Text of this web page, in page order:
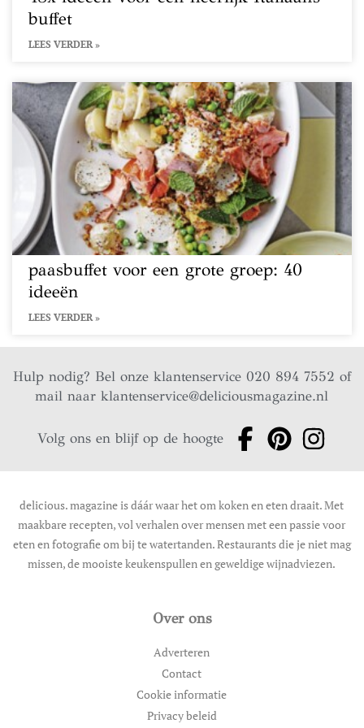
buffet
LEES VERDER »
paasbuffet voor een grote groep: 40
ideeën
LEES VERDER »
Hulp nodig? Bel onze klantenservice 020 894 7552 of
mail naarklantenservice@deliciousmagazine.nl
Volg ons en blijf op de hoogte
delicious. magazine is dáár waar het om koken en eten draait. Met
maakbare recepten, vol verhalen over mensen met een passie voor
eten en fotografie om bij te watertanden. Restaurants die je niet mag
missen, de mooiste keukenspullen en geweldige wijnadviezen.
Over ons
Adverteren
Contact
Cookie informatie
Privacy beleid